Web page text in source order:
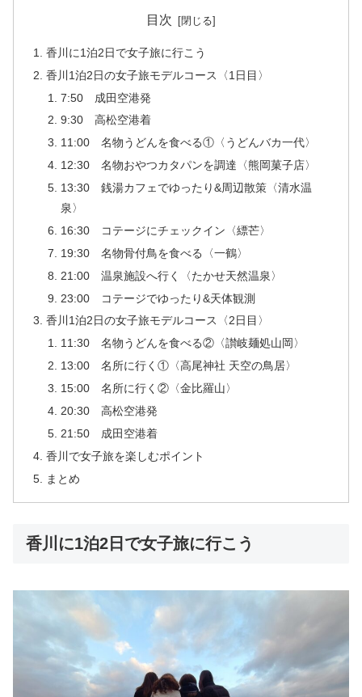
目次
香川に1泊2日で女子旅に行こう
香川1泊2日の女子旅モデルコース〈1日目〉
7:50 成田空港発
9:30 高松空港着
11:00 名物うどんを食べる①〈うどんバカ一代〉
12:30 名物おやつカタパンを調達〈熊岡菓子店〉
13:30 銭湯カフェでゆったり&周辺散策〈清水温
泉〉
16:30 コテージにチェックイン〈縹芒〉
19:30 名物骨付鳥を食べる〈一鶴〉
21:00 温泉施設へ行く〈たかせ天然温泉〉
23:00 コテージでゆったり&天体観測
香川1泊2日の女子旅モデルコース〈2日目〉
11:30 名物うどんを食べる②〈讃岐麺処山岡〉
13:00 名所に行く①〈高尾神社 天空の鳥居〉
15:00 名所に行く②〈金比羅山〉
20:30 高松空港発
21:50 成田空港着
香川で女子旅を楽しむポイント
まとめ
香川に1泊2日で女子旅に行こう